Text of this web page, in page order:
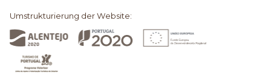
Umstrukturierung der Website: